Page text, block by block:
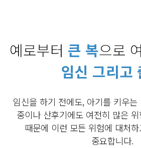
예로부터 큰 복으로
임신 그리고
임신을 하기 전에도, 아기를 키우
중이나 산후기에도 여전히 많은 위
때문에 이런 모든 위험에 대처
중요합니다.